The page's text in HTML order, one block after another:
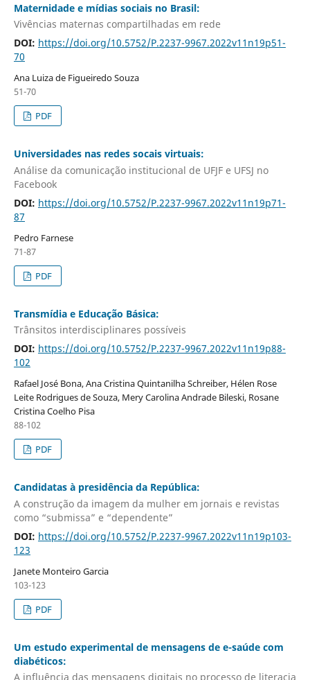
Maternidade e mídias sociais no Brasil:
Vivências maternas compartilhadas em rede
DOI: https://doi.org/10.5752/P.2237-9967.2022v11n19p51-
70
Ana Luiza de Figueiredo Souza
51-70
PDF
Universidades nas redes socais virtuais:
Análise da comunicação institucional de UFJF e UFSJ no
Facebook
DOI: https://doi.org/10.5752/P.2237-9967.2022v11n19p71-
87
Pedro Farnese
71-87
PDF
Transmídia e Educação Básica:
Trânsitos interdisciplinares possíveis
DOI: https://doi.org/10.5752/P.2237-9967.2022v11n19p88-
102
Rafael José Bona, Ana Cristina Quintanilha Schreiber, Hélen Rose
Leite Rodrigues de Souza, Mery Carolina Andrade Bileski, Rosane
Cristina Coelho Pisa
88-102
PDF
Candidatas à presidência da República:
A construção da imagem da mulher em jornais e revistas
como “submissa” e “dependente”
DOI: https://doi.org/10.5752/P.2237-9967.2022v11n19p103-
123
Janete Monteiro Garcia
103-123
PDF
Um estudo experimental de mensagens de e-saúde com
diabéticos:
A influência das mensagens digitais no processo de literacia